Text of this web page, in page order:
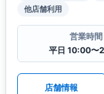
他店舗利用
営業時間
平日 10:00〜
店舗情報